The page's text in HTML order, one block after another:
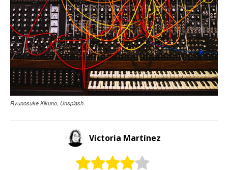
Ryunosuke Kikuno, Unsplash.
Victoria Martínez